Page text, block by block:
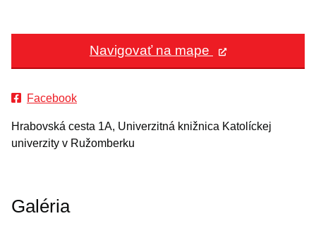
Navigovať na mape
Facebook
Hrabovská cesta 1A, Univerzitná knižnica Katolíckej
univerzity v Ružomberku
Galéria